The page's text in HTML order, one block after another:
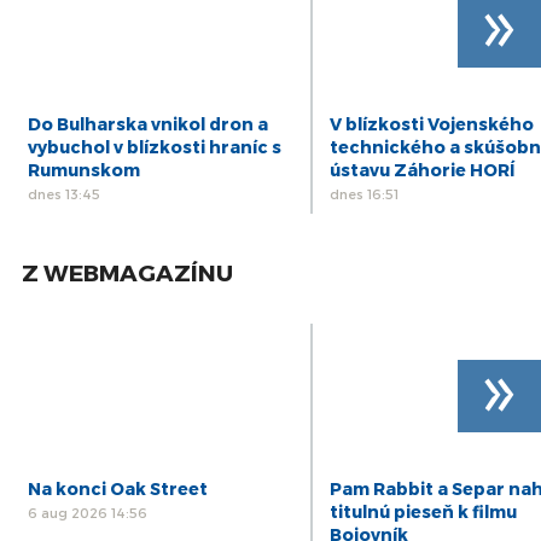
Do Bulharska vnikol dron a
vybuchol v blízkosti hraníc s
Rumunskom
dnes 13:45
V blízkosti Vojenského
technického a
ústavu Záhorie HORÍ
dnes 16:51
»
Z WEBMAGAZÍNU
Na konci Oak Street
6 aug 2026 14:56
Pam Rabbit a Separ
titulnú pieseň k filmu
Bojovník
»